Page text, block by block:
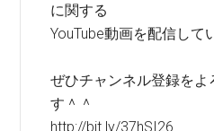
に関する
YouTube動画を配信して
ぜひチャンネル登録をよ
す＾＾
http://bit.ly/37hSI26